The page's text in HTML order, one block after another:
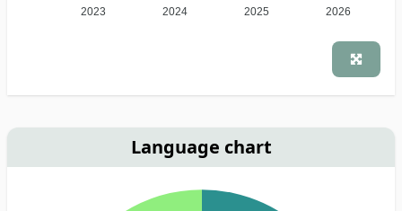
2023 2024 2025 2026
Language chart